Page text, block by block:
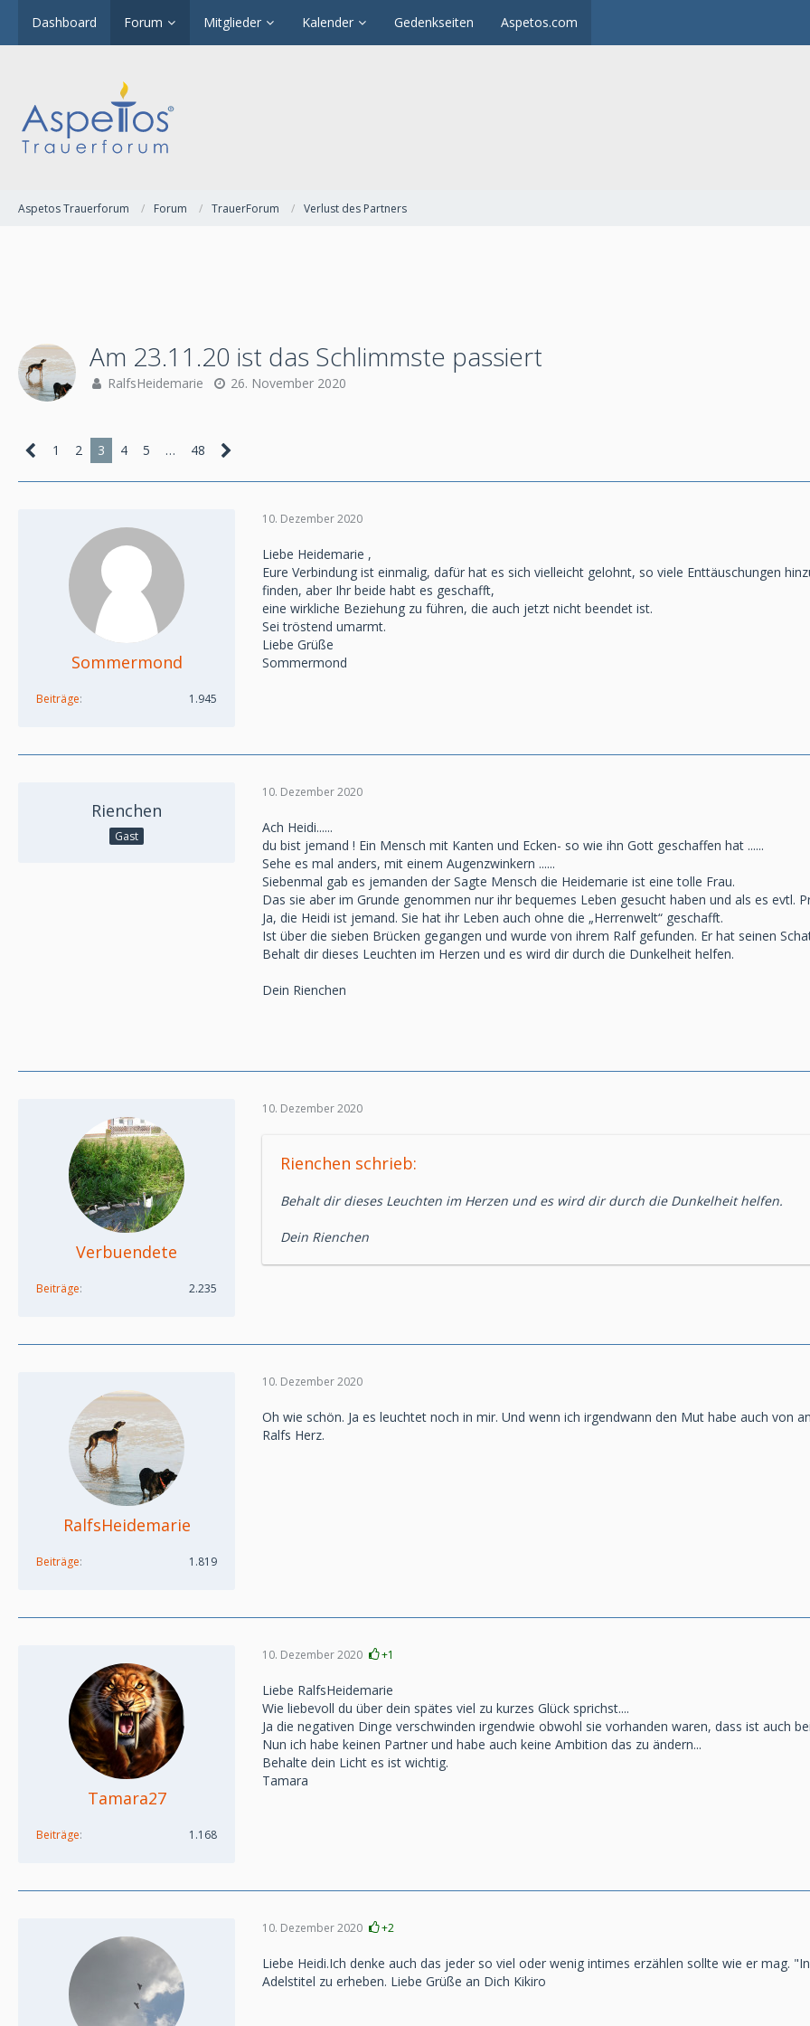
Dashboard Forum Mitglieder Kalender Gedenkseiten Aspetos.com
Aspetos Trauerforum Forum TrauerForum Verlust des Partners
Am 23.11.20 ist das Schlimmste passiert
RalfsHeidemarie 26. November 2020
1 2 3 4 5 … 48
Sommermond
Beiträge 1.945
10. Dezember 2020
Liebe Heidemarie ,
Eure Verbindung ist einmalig, dafür hat es sich vielleicht gelohnt, so viele Enttäuschungen
finden, aber Ihr beide habt es geschafft,
eine wirkliche Beziehung zu führen, die auch jetzt nicht beendet ist.
Sei tröstend umarmt.
Liebe Grüße
Sommermond
Rienchen
Gast
10. Dezember 2020
Ach Heidi......
du bist jemand ! Ein Mensch mit Kanten und Ecken- so wie ihn Gott geschaffen hat ......
Sehe es mal anders, mit einem Augenzwinkern ......
Siebenmal gab es jemanden der Sagte Mensch die Heidemarie ist eine tolle Frau.
Das sie aber im Grunde genommen nur ihr bequemes Leben gesucht haben und als es
Ja, die Heidi ist jemand. Sie hat ihr Leben auch ohne die „Herrenwelt“ geschafft.
Ist über die sieben Brücken gegangen und wurde von ihrem Ralf gefunden. Er hat seinen
Behalt dir dieses Leuchten im Herzen und es wird dir durch die Dunkelheit helfen.
Dein Rienchen
Verbuendete
Beiträge 2.235
10. Dezember 2020
Rienchen schrieb:
Behalt dir dieses Leuchten im Herzen und es wird dir durch die Dunkelheit helfen.
Dein Rienchen
RalfsHeidemarie
Beiträge 1.819
10. Dezember 2020
Oh wie schön. Ja es leuchtet noch in mir. Und wenn ich irgendwann den Mut habe auch von
Ralfs Herz.
Tamara27
Beiträge 1.168
10. Dezember 2020 +1
Liebe RalfsHeidemarie
Wie liebevoll du über dein spätes viel zu kurzes Glück sprichst....
Ja die negativen Dinge verschwinden irgendwie obwohl sie vorhanden waren, dass ist auch
Nun ich habe keinen Partner und habe auch keine Ambition das zu ändern...
Behalte dein Licht es ist wichtig.
Tamara
10. Dezember 2020 +2
Liebe Heidi.Ich denke auch das jeder so viel oder wenig intimes erzählen sollte wie er mag.
Adelstitel zu erheben. Liebe Grüße an Dich Kikiro